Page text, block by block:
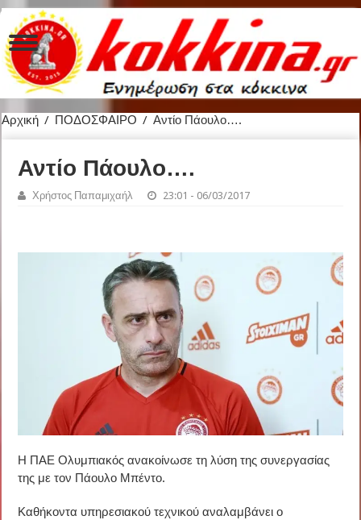
Αρχική / ΠΟΔΟΣΦΑΙΡΟ / Αντίο Πάουλο….
Αντίο Πάουλο….
Χρήστος Παπαμιχαήλ 23:01 - 06/03/2017
Η ΠΑΕ Ολυμπιακός ανακοίνωσε τη λύση της συνεργασίας
της με τον Πάουλο Μπέντο.
Καθήκοντα υπηρεσιακού τεχνικού αναλαμβάνει ο